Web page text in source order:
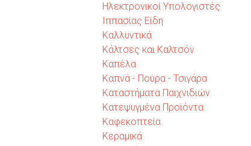
Ηλεκτρονικοί Υπολογιστές
Ιππασίας Είδη
Καλλυντικά
Κάλτσες και Καλτσόν
Καπέλα
Καπνά - Πούρα - Τσιγάρα
Καταστήματα Παιχνιδιών
Κατεψυγμένα Προϊόντα
Καφεκοπτεία
Κεραμικά